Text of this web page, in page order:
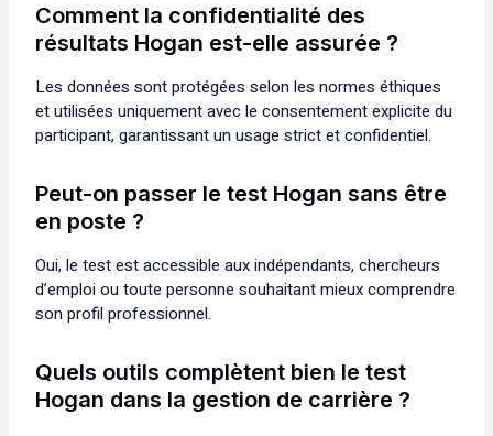
Comment la confidentialité des
résultats Hogan est-elle assurée ?
Les données sont protégées selon les normes éthiques
et utilisées uniquement avec le consentement explicite du
participant, garantissant un usage strict et confidentiel.
Peut-on passer le test Hogan sans être
en poste ?
Oui, le test est accessible aux indépendants, chercheurs
d’emploi ou toute personne souhaitant mieux comprendre
son profil professionnel.
Quels outils complètent bien le test
Hogan dans la gestion de carrière ?